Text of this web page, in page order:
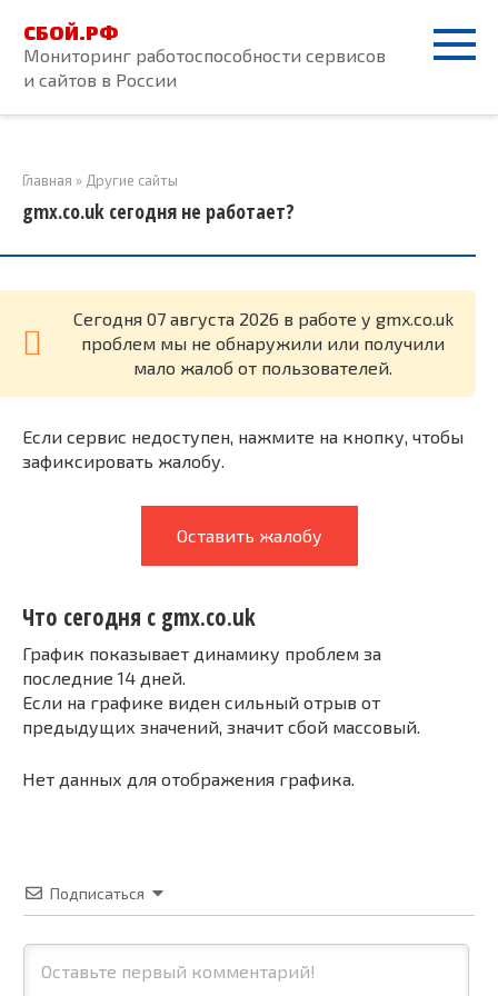
контенту
СБОЙ.РФ
Мониторинг работоспособности сервисов
и сайтов в России
Главная » Другие сайты
gmx.co.uk сегодня не работает?
Cегодня 07 августа 2026 в работе у gmx.co.uk
проблем мы не обнаружили или получили
мало жалоб от пользователей.
Если сервис недоступен, нажмите на кнопку, чтобы
зафиксировать жалобу.
Оставить жалобу
Что сегодня с gmx.co.uk
График показывает динамику проблем за
последние 14 дней.
Если на графике виден сильный отрыв от
предыдущих значений, значит сбой массовый.
Нет данных для отображения графика.
Подписаться